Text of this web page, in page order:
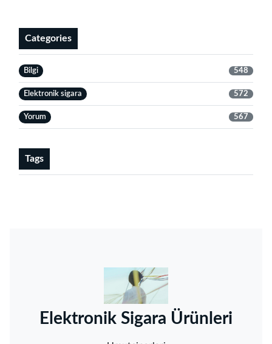
Categories
Bilgi 548
Elektronik sigara 572
Yorum 567
Tags
‌Elektronik Sigara Ürünleri‌